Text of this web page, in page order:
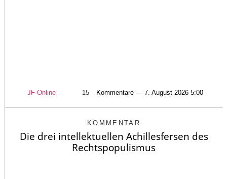
JF-Online 15 Kommentare — 7. August 2026 5:00
KOMMENTAR
Die drei intellektuellen Achillesfersen des
Rechtspopulismus